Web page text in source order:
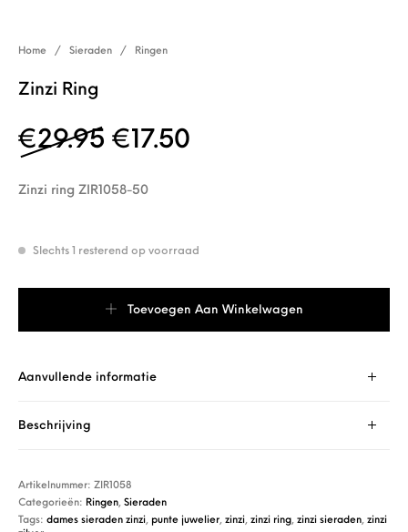
Home / Sieraden / Ringen
Zinzi Ring
€29.95 Oorspronkelijke prijs
€ 17.50
Zinzi ring ZIR1058-50
Slechts 1 resterend op voorraad
Toevoegen Aan Winkelwagen
Aanvullende informatie
Beschrijving
Artikelnummer:ZIR1058
Categorieën: Ringen,Sieraden
Tags:dames sieraden zinzi, punte juwelier,zinzi,zinzi ring,zinzi sieraden,zinzi